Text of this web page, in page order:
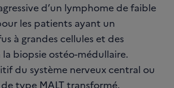
d’un lymphome de faible
les patients ayant un
à grandes cellules et des
biopsie ostéo-médullaire.
du système nerveux central ou
type MALT transformé.